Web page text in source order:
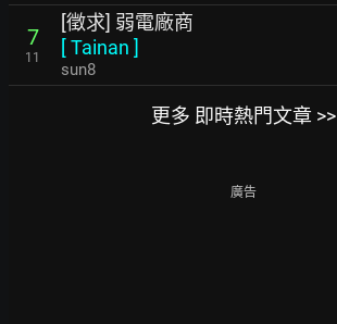
7
11
[徵求] 弱電廠商
[Tainan ]
sun8
更多 即時熱門文章 >>
廣告